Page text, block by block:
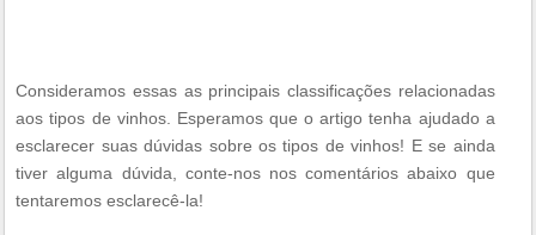
Consideramos essas as principais classificações relacionadas
aos tipos de vinhos. Esperamos que o artigo tenha ajudado a
esclarecer suas dúvidas sobre os tipos de vinhos! E se ainda
tiver alguma dúvida, conte-nos nos comentários abaixo que
tentaremos esclarecê-la!